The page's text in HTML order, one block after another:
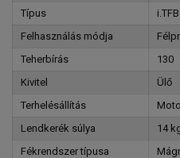
Típus
Felhasználás módja
Teherbírás
130
Kivitel
Ülő
Terhelésállítás
Lendkerék súlya
14
Fékrendszer típusa